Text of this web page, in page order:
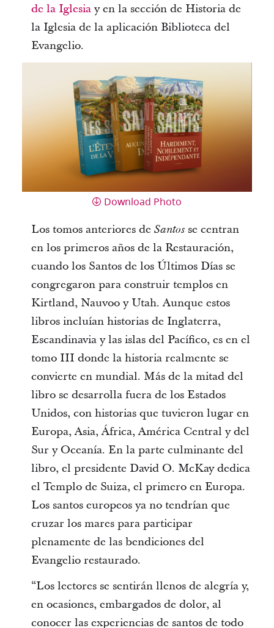
de la Iglesiay en la sección de Historia de
la Iglesia de la aplicación Biblioteca del
Evangelio.
Download Photo
Los tomos anteriores de Santosse centran
en los primeros años de la Restauración,
cuando los Santos de los Últimos Días se
congregaron para construir templos en
Kirtland, Nauvoo y Utah. Aunque estos
libros incluían historias de Inglaterra,
Escandinavia y las islas del Pacífico, es en el
tomo III donde la historia realmente se
convierte en mundial. Más de la mitad del
libro se desarrolla fuera de los Estados
Unidos, con historias que tuvieron lugar en
Europa, Asia, África, América Central y del
Sur y Oceanía. En la parte culminante del
libro, el presidente David O. McKay dedica
el Templo de Suiza, el primero en Europa.
Los santos europeos ya no tendrían que
cruzar los mares para participar
plenamente de las bendiciones del
Evangelio restaurado.
“Los lectores se sentirán llenos de alegría y,
en ocasiones, embargados de dolor, al
conocer las experiencias de santos de todo